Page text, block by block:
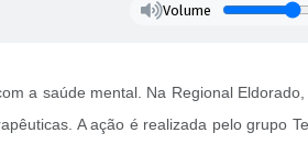
Volume
a saúde mental. Na Regional
A ação é realizada pelo grupo